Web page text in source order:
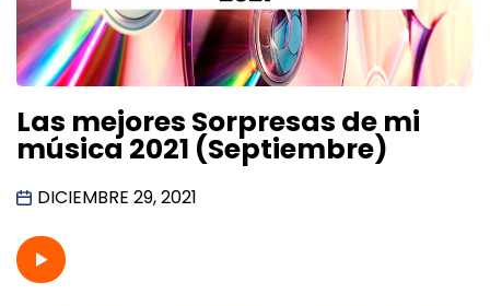
Las mejores Sorpresas de mi
música 2021 (Septiembre)
DICIEMBRE 29, 2021